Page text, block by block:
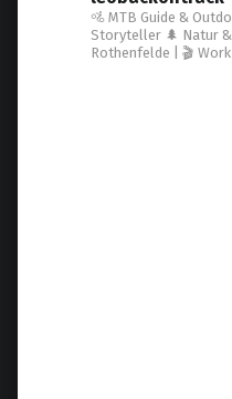
🚵 MTB Guide &
Storyteller 🌲 Natur
Rothenfelde | 🎬